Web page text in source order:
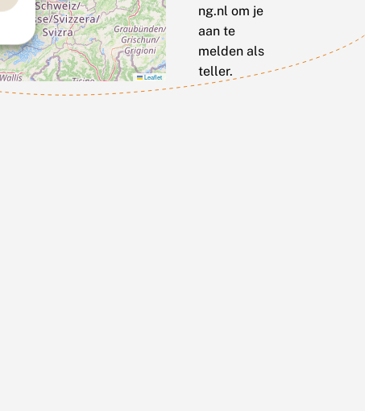
Leaflet
ng.nl om je
aan te
melden als
teller.